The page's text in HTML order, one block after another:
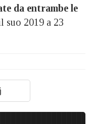
da entrambe le
suo 2019 a 23